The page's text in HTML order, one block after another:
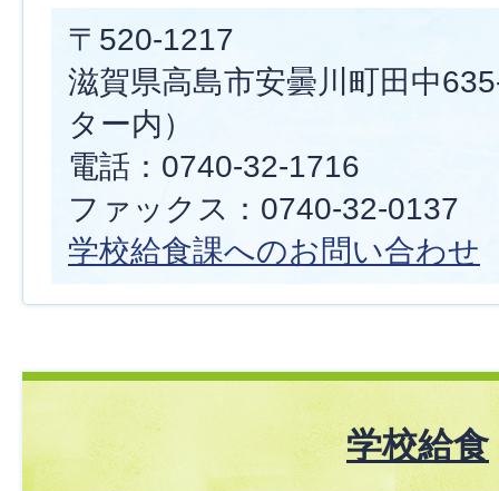
〒520-1217
滋賀県高島市安曇川町田中
ター内）
電話：0740-32-1716
ファックス：0740-32-0137
学校給食課へのお問い合わせ
学校給食